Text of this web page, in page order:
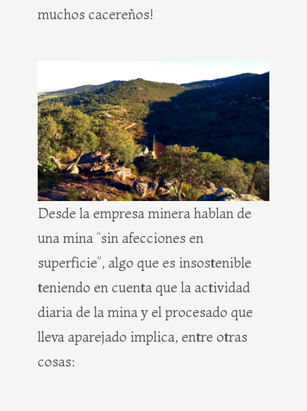
muchos cacereños!
Desde la empresa minera hablan de
una mina “sin afecciones en
superficie”, algo que es insostenible
teniendo en cuenta que la actividad
diaria de la mina y el procesado que
lleva aparejado implica, entre otras
cosas: